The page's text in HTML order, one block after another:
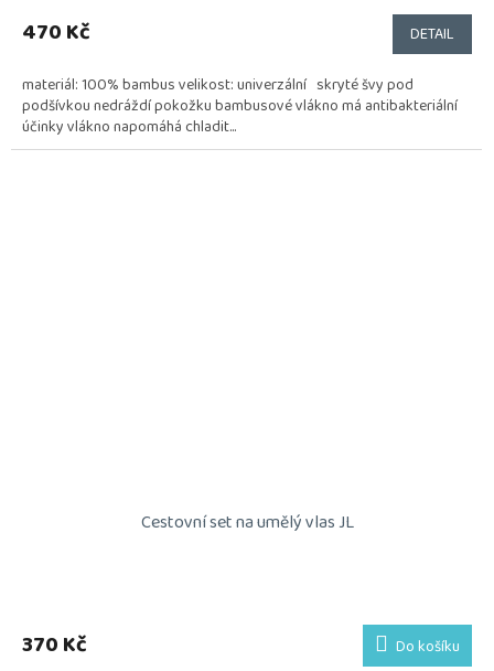
470 Kč DETAIL
materiál: 100% bambus velikost: univerzální skryté švy pod
podšívkou nedráždí pokožku bambusové vlákno má antibakteriální
účinky vlákno napomáhá chladit...
Cestovní set na umělý vlas JL
produktu
je
370 Kč Do košíku